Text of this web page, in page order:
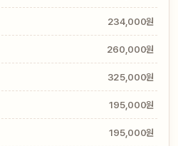
234,000원
260,000원
325,000원
195,000원
195,000원